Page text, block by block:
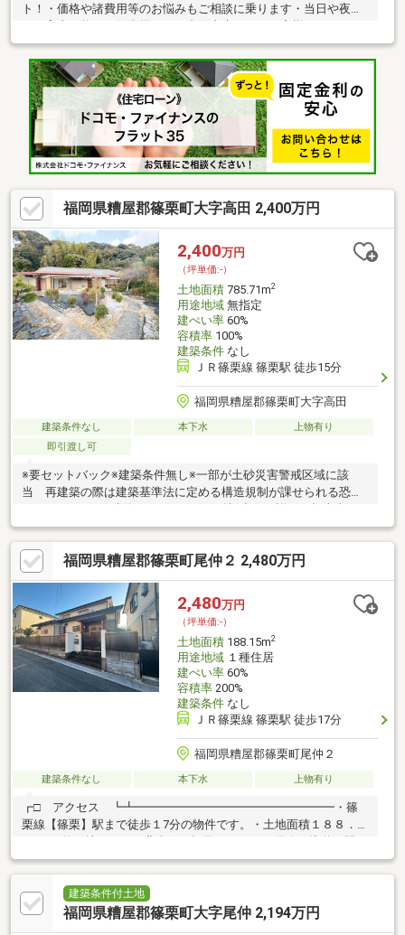
ト！・価格や諸費用等のお悩みもご相談に乗ります・当日や夜間
もご案内可能！お仕事帰りにご内覧出来ます・お客様のペースに
合わせてしっかりサポート！ハウスドゥ博多の森にお任せくださ
い
福岡県糟屋郡篠栗町大字高田 2,400万円
2,400万円
（坪単価:-）
土地面積785.71m2
用途地域無指定
建ぺい率60%
容積率100%
建築条件なし
ＪＲ篠栗線 篠栗駅 徒歩15分
福岡県糟屋郡篠栗町大字高田
建築条件なし 本下水
上物有り
即引渡し可
※要セットバック※建築条件無し※一部が土砂災害警戒区域に該
当 再建築の際は建築基準法に定める構造規制が課せられる恐れ
でご確認ください。●糟屋郡篠栗町大字高田の土地（古家付）！●
土地面積合計（3筆）：785.71㎡ ①326番3：435.77㎡ ②327
番：270.69㎡ ③325番2：79.25㎡ ※現在、駐車場として使用中
●西鉄バス『篠栗中町』停まで徒歩約10分！●西鉄バス(特急)『篠
栗北』停まで徒歩約11分！〇ぜひお気軽にお問い合わせくださ
い！（エイチ・マリー株式会社 TEL:092-624-0039）
福岡県糟屋郡篠栗町尾仲２ 2,480万円
2,480万円
（坪単価:-）
土地面積188.15m2
用途地域１種住居
建ぺい率60%
容積率200%
建築条件なし
ＪＲ篠栗線 篠栗駅 徒歩17分
福岡県糟屋郡篠栗町尾仲２
建築条件なし 本下水 上物有り
┏□ アクセス ┗┻━━━━━━━━━━━━━━━━━・篠
栗線【篠栗】駅まで徒歩１7分の物件です。・土地面積１８８．１
が約１４.５ｍございます。・建築条件付き売地ではないため、お
好きなハウスメーカー・工務店での建築が可能です。間取り、設
備、外観、全て自分好みのスタイルで一からご検討いただくこと
が可能です。《担当者より一言》・上記内容は一部のご紹介で
建築条件付土地
福岡県糟屋郡篠栗町大字尾仲 2,194万円